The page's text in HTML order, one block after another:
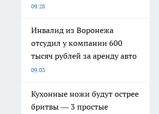
09:28
Инвалид из Воронежа
отсудил у компании 600
тысяч рублей за аренду авто
09:03
Кухонные ножи будут острее
бритвы — 3 простые